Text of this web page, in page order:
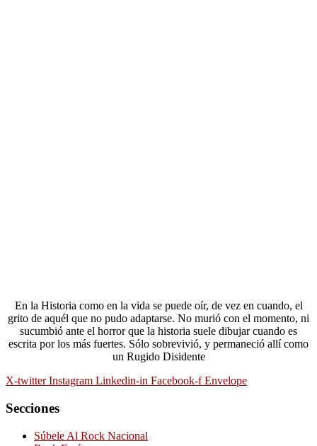
En la Historia como en la vida se puede oír, de vez en cuando, el
grito de aquél que no pudo adaptarse. No murió con el momento, ni
sucumbió ante el horror que la historia suele dibujar cuando es
escrita por los más fuertes. Sólo sobrevivió, y permaneció allí como
un Rugido Disidente
X-twitter Instagram Linkedin-in Facebook-f Envelope
Secciones
Súbele Al Rock Nacional